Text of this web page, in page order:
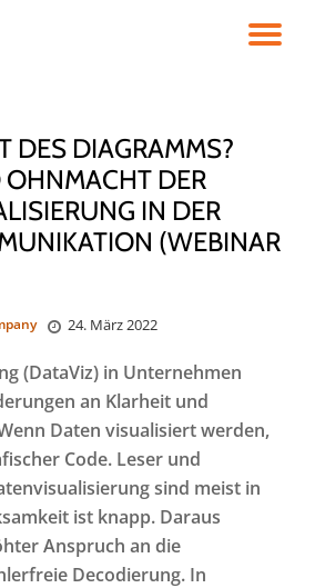
DES DIAGRAMMS?
DER
IN DER
(WEBINAR
24. März 2022
(DataViz) in Unternehmen
an Klarheit und
Daten visualisiert werden,
Code. Leser und
sind meist in
ist knapp. Daraus
Anspruch an die
Decodierung. In